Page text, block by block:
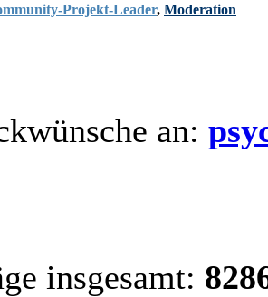
Projekt-Leader, Moderation
an:
insgesamt: